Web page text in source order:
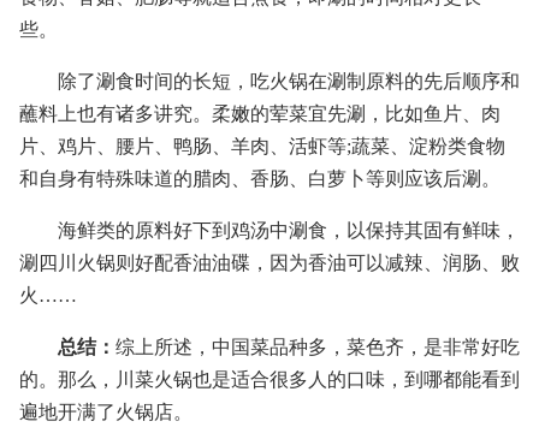
些。
除了涮食时间的长短，吃火锅在涮制原料的先后顺序和
蘸料上也有诸多讲究。柔嫩的荤菜宜先涮，比如鱼片、肉
片、鸡片、腰片、鸭肠、羊肉、活虾等;蔬菜、淀粉类食物
和自身有特殊味道的腊肉、香肠、白萝卜等则应该后涮。
海鲜类的原料好下到鸡汤中涮食，以保持其固有鲜味，
涮四川火锅则好配香油油碟，因为香油可以减辣、润肠、败
火……
总结： 综上所述，中国菜品种多，菜色齐，是非常好吃
的。那么，川菜火锅也是适合很多人的口味，到哪都能看到
遍地开满了火锅店。